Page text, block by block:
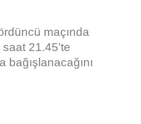
maçında
saat 21.45'te